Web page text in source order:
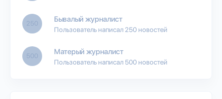
250 Бывалый журналист
Пользователь написал 250 новостей
500 Матерый журналист
Пользователь написал 500 новостей